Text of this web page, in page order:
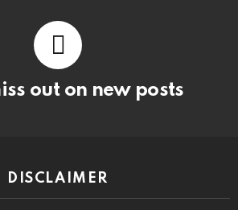
out on new posts
DISCLAIMER